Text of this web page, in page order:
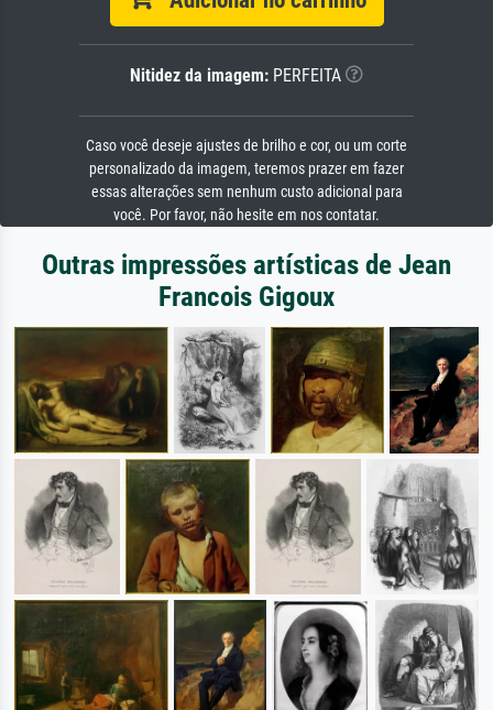
Nitidez da imagem: PERFEITA
Caso você deseje ajustes de brilho e cor, ou um corte
personalizado da imagem, teremos prazer em fazer
essas alterações sem nenhum custo adicional para
você. Por favor, não hesite em nos contatar.
Outras impressões artísticas de Jean
Francois Gigoux